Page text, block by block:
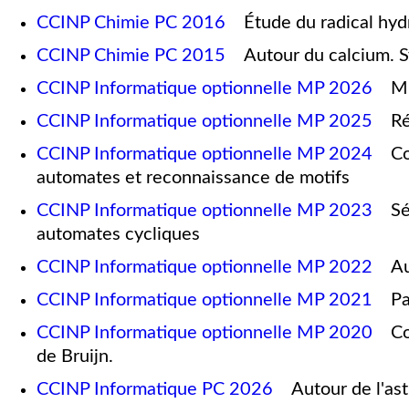
CCINP Chimie PC 2016 Étude du radical
CCINP Chimie PC 2015 Autour du calcium.
CCINP Informatique optionnelle MP 2026
CCINP Informatique optionnelle MP 2025
CCINP Informatique optionnelle MP 2024
automates et reconnaissance de motifs
CCINP Informatique optionnelle MP 2023
automates cycliques
CCINP Informatique optionnelle MP 2022
CCINP Informatique optionnelle MP 2021
CCINP Informatique optionnelle MP 2020
de Bruijn.
CCINP Informatique PC 2026 Autour de